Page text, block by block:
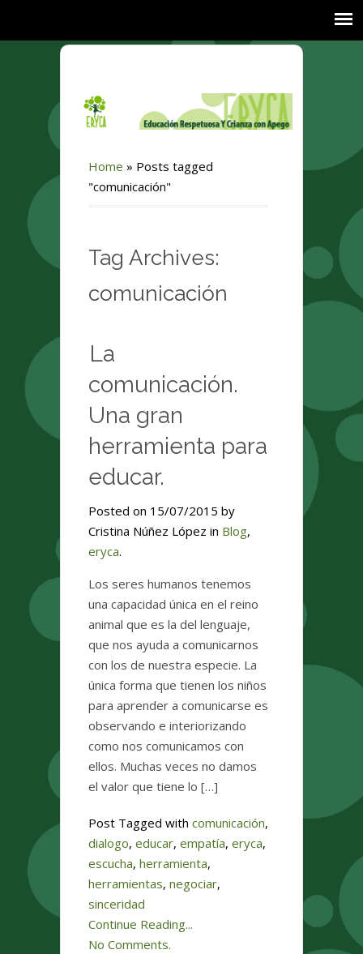
Home » Posts tagged
"comunicación"
Tag Archives:
comunicación
La
comunicación.
Una gran
herramienta para
educar.
Posted on 15/07/2015 by
Cristina Núñez López in Blog,
eryca.
Los seres humanos tenemos
una capacidad única en el reino
animal que es la del lenguaje,
que nos ayuda a comunicarnos
con los de nuestra especie. La
única forma que tienen los niños
para aprender a comunicarse es
observando e interiorizando
como nos comunicamos con
ellos. Muchas veces no damos
el valor que tiene lo […]
Post Tagged with comunicación,
dialogo, educar, empatía, eryca,
escucha, herramienta,
herramientas, negociar,
sinceridad
Continue Reading...
No Comments.